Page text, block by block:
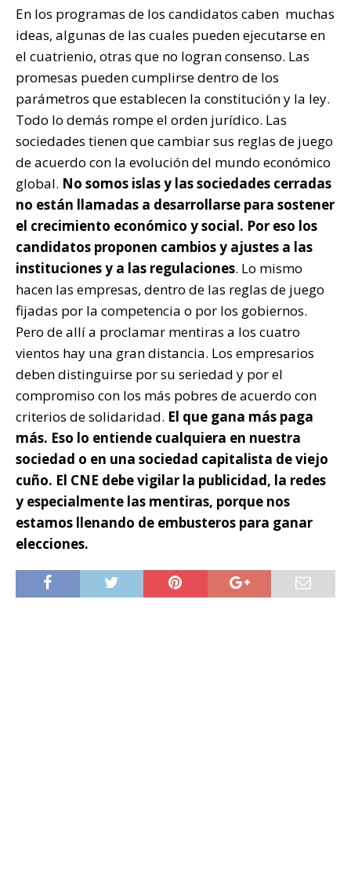
En los programas de los candidatos caben muchas
ideas, algunas de las cuales pueden ejecutarse en
el cuatrienio, otras que no logran consenso. Las
promesas pueden cumplirse dentro de los
parámetros que establecen la constitución y la ley.
Todo lo demás rompe el orden jurídico. Las
sociedades tienen que cambiar sus reglas de juego
de acuerdo con la evolución del mundo económico
global. No somos islas y las sociedades cerradas
no están llamadas a desarrollarse para sostener
el crecimiento económico y social. Por eso los
candidatos proponen cambios y ajustes a las
instituciones y a las regulaciones. Lo mismo
hacen las empresas, dentro de las reglas de juego
fijadas por la competencia o por los gobiernos.
Pero de allí a proclamar mentiras a los cuatro
vientos hay una gran distancia. Los empresarios
deben distinguirse por su seriedad y por el
compromiso con los más pobres de acuerdo con
criterios de solidaridad. El que gana más paga
más. Eso lo entiende cualquiera en nuestra
sociedad o en una sociedad capitalista de viejo
cuño. El CNE debe vigilar la publicidad, la redes
y especialmente las mentiras, porque nos
estamos llenando de embusteros para ganar
elecciones.